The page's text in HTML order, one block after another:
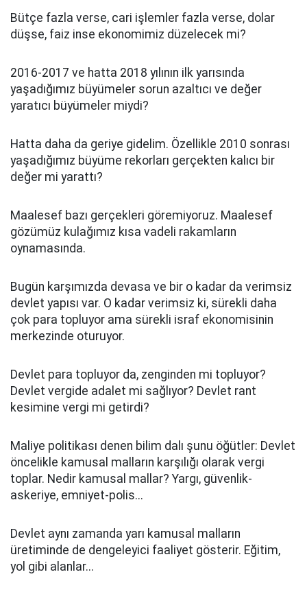
Bütçe fazla verse, cari işlemler fazla verse, dolar
düşse, faiz inse ekonomimiz düzelecek mi?
2016-2017 ve hatta 2018 yılının ilk yarısında
yaşadığımız büyümeler sorun azaltıcı ve değer
yaratıcı büyümeler miydi?
Hatta daha da geriye gidelim. Özellikle 2010 sonrası
yaşadığımız büyüme rekorları gerçekten kalıcı bir
değer mi yarattı?
Maalesef bazı gerçekleri göremiyoruz. Maalesef
gözümüz kulağımız kısa vadeli rakamların
oynamasında.
Bugün karşımızda devasa ve bir o kadar da verimsiz
devlet yapısı var. O kadar verimsiz ki, sürekli daha
çok para topluyor ama sürekli israf ekonomisinin
merkezinde oturuyor.
Devlet para topluyor da, zenginden mi topluyor?
Devlet vergide adalet mi sağlıyor? Devlet rant
kesimine vergi mi getirdi?
Maliye politikası denen bilim dalı şunu öğütler: Devlet
öncelikle kamusal malların karşılığı olarak vergi
toplar. Nedir kamusal mallar? Yargı, güvenlik-
askeriye, emniyet-polis...
Devlet aynı zamanda yarı kamusal malların
üretiminde de dengeleyici faaliyet gösterir. Eğitim,
yol gibi alanlar...